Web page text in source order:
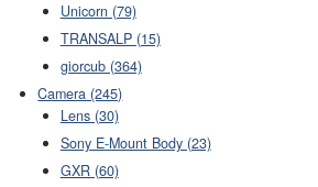
Unicorn (79)
TRANSALP (15)
giorcub (364)
Camera (245)
Lens (30)
Sony E-Mount Body (23)
GXR (60)